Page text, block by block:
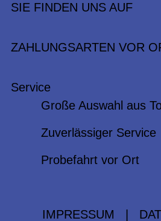
SIE FINDEN UNS AUF
ZAHLUNGSARTEN VOR
Service
Große Auswahl aus
Zuverlässiger Service
Probefahrt vor Ort
IMPRESSUM